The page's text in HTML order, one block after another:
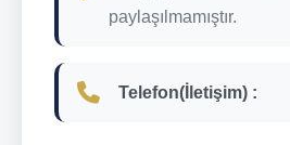
paylaşılmamıştır.
Telefon(İletişim) :